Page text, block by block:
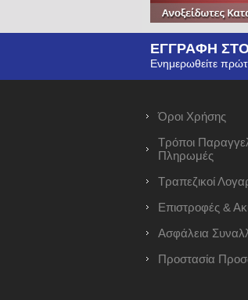
ΕΓΓΡΑΦΗ ΣΤΟ
Ενημερωθείτε
Όροι Χρήσης
Τρόποι
Πληρωμές
Τραπεζικοί
Επιστροφές &
Ασφάλεια
Προστασία